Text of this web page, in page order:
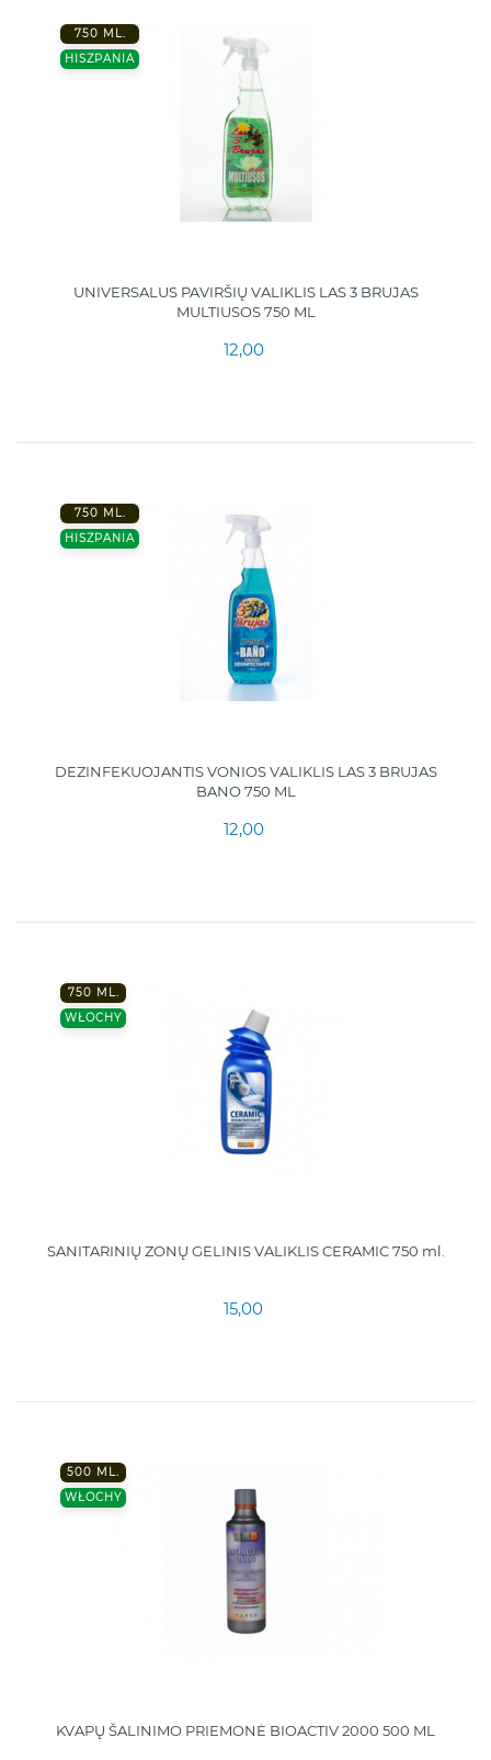
750 ML.
HISZPANIA
UNIVERSALUS PAVIRŠIŲ VALIKLIS LAS 3 BRUJAS
MULTIUSOS 750 ML
12,00
750 ML.
HISZPANIA
DEZINFEKUOJANTIS VONIOS VALIKLIS LAS 3 BRUJAS
BANO 750 ML
12,00
750 ML.
WŁOCHY
SANITARINIŲ ZONŲ GELINIS VALIKLIS CERAMIC 750 ml.
15,00
500 ML.
WŁOCHY
KVAPŲ ŠALINIMO PRIEMONĖ BIOACTIV 2000 500 ML